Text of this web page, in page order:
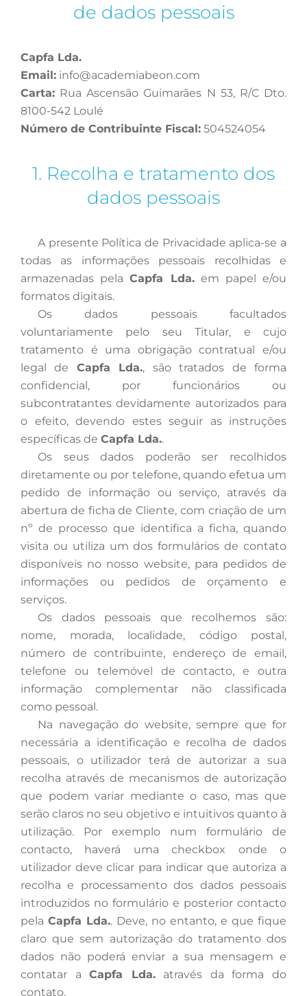
de dados pessoais
Capfa Lda.
Email: info@academiabeon.com
Carta: Rua Ascensão Guimarães N 53, R/C Dto.
8100-542 Loulé
Número de Contribuinte Fiscal: 504524054
1. Recolha e tratamento dos
dados pessoais
A presente Política de Privacidade aplica-se a
todas as informações pessoais recolhidas e
armazenadas pelaCapfa Lda.em papel e/ou
formatos digitais.
Os dados pessoais facultados
voluntariamente pelo seu Titular, e cujo
tratamento é uma obrigação contratual e/ou
legal de Capfa Lda., são tratados de forma
confidencial, por funcionários ou
subcontratantes devidamente autorizados para
o efeito, devendo estes seguir as instruções
específicas de Capfa Lda..
Os seus dados poderão ser recolhidos
diretamente ou por telefone, quando efetua um
pedido de informação ou serviço, através da
abertura de ficha de Cliente, com criação de um
nº de processo que identifica a ficha, quando
visita ou utiliza um dos formulários de contato
disponíveis no nosso website, para pedidos de
informações ou pedidos de orçamento e
serviços.
Os dados pessoais que recolhemos são:
nome, morada, localidade, código postal,
número de contribuinte, endereço de email,
telefone ou telemóvel de contacto, e outra
informação complementar não classificada
como pessoal.
Na navegação do website, sempre que for
necessária a identificação e recolha de dados
pessoais, o utilizador terá de autorizar a sua
recolha através de mecanismos de autorização
que podem variar mediante o caso, mas que
serão claros no seu objetivo e intuitivos quanto à
utilização. Por exemplo num formulário de
contacto, haverá uma checkbox onde o
utilizador deve clicar para indicar que autoriza a
recolha e processamento dos dados pessoais
introduzidos no formulário e posterior contacto
pela Capfa Lda.. Deve, no entanto, e que fique
claro que sem autorização do tratamento dos
dados não poderá enviar a sua mensagem e
contatar aCapfa Lda.através da forma do
contato.